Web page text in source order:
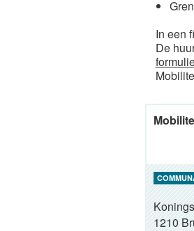
In een
De
1210